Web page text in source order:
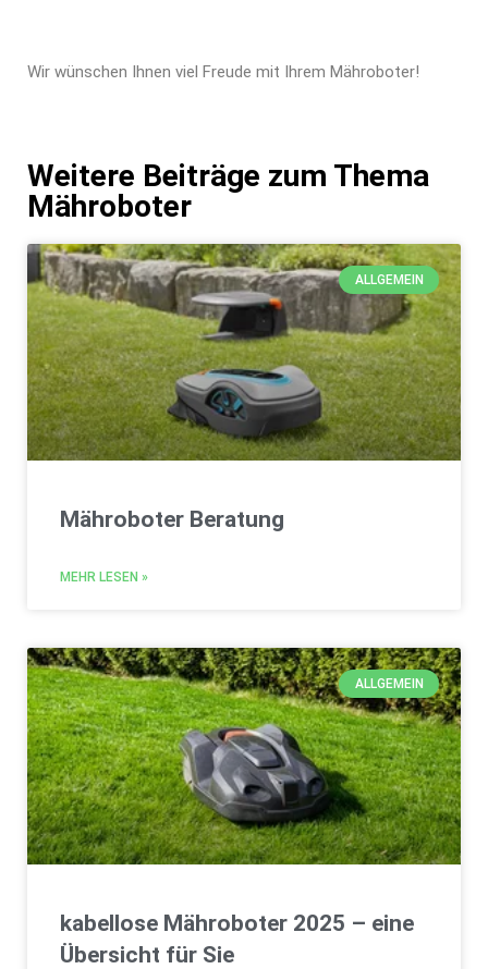
Wir wünschen Ihnen viel Freude mit Ihrem Mähroboter!
Weitere Beiträge zum Thema
Mähroboter
ALLGEMEIN
Mähroboter Beratung
MEHR LESEN »
ALLGEMEIN
kabellose Mähroboter 2025 – eine
Übersicht für Sie